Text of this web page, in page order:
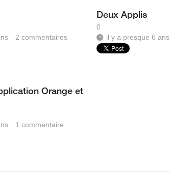
2 commentaires
Deux Applis
0
il y a presque 6 ans
Orange et
1 commentaire